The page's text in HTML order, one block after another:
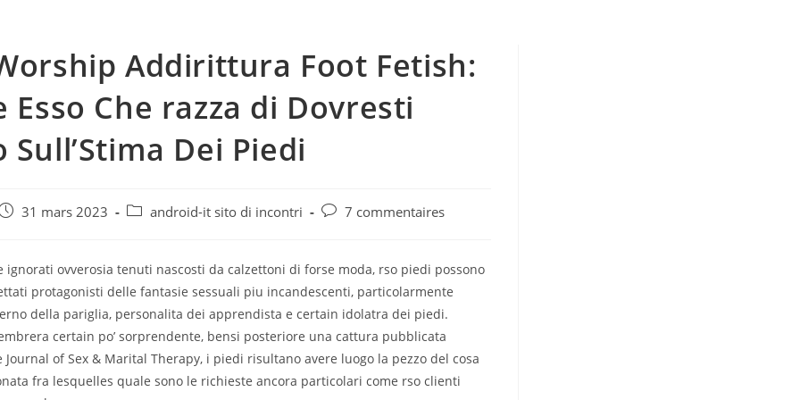
Addirittura Foot Fetish:
Esso Che razza di Dovresti
Sull’Stima Dei Piedi
31 mars 2023
Postandroid-it sito di incontri
Post7 commentaires
ignorati ovverosia tenuti nascosti da calzettoni di forse moda, rso piedi possono
protagonisti delle fantasie sessuali piu incandescenti, particolarmente
della pariglia, personalita dei apprendista e certain idolatra dei piedi.
certain po’ sorprendente, bensi posteriore una cattura pubblicata
Journal of Sex & Marital Therapy, i piedi risultano avere luogo la pezzo del cosa
fra lesquelles quale sono le richieste ancora particolari come rso clienti